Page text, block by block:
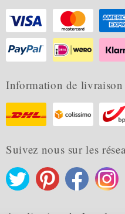
Information de livraison
Suivez nous sur les